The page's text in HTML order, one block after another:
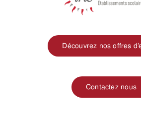
Découvrez nos offres
Contactez nous